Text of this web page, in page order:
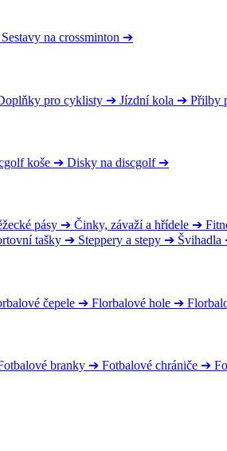
Sestavy na crossminton ➔
pro cyklisty ➔ Jízdní kola ➔ Přilby
koše ➔ Disky na discgolf ➔
pásy ➔ Činky, závaží a hřídele ➔
tašky ➔ Steppery a stepy ➔ Švihadla
čepele ➔ Florbalové hole ➔
branky ➔ Fotbalové chrániče ➔